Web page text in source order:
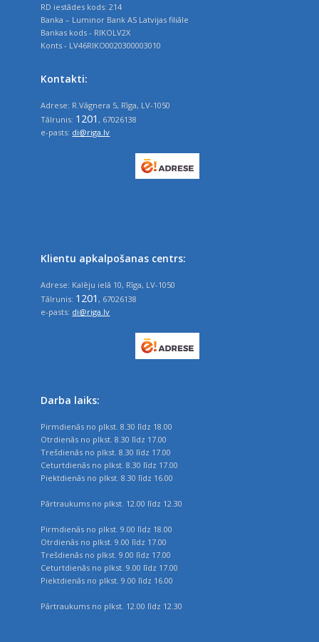
RD iestādes kods: 214
Banka – Luminor Bank AS Latvijas filiāle
Bankas kods - RIKOLV2X
Konts - LV46RIKO0020300003010
Kontakti:
Adrese: R.Vāgnera 5, Rīga, LV-1050
Tālrunis: 1201 , 67026138
e-pasts: di@riga.lv
Klientu apkalpošanas centrs:
Adrese: Kalēju ielā 10, Rīga, LV-1050
Tālrunis: 1201, 67026138
e-pasts: di@riga.lv
Darba laiks:
Pirmdienās no plkst. 8.30 līdz 18.00
Otrdienās no plkst. 8.30 līdz 17.00
Trešdienās no plkst. 8.30 līdz 17.00
Ceturtdienās no plkst. 8.30 līdz 17.00
Piektdienās no plkst. 8.30 līdz 16.00
Pārtraukums no plkst. 12.00 līdz 12.30
Pirmdienās no plkst. 9.00 līdz 18.00
Otrdienās no plkst. 9.00 līdz 17.00
Trešdienās no plkst. 9.00 līdz 17.00
Ceturtdienās no plkst. 9.00 līdz 17.00
Piektdienās no plkst. 9.00 līdz 16.00
Pārtraukums no plkst. 12.00 līdz 12.30